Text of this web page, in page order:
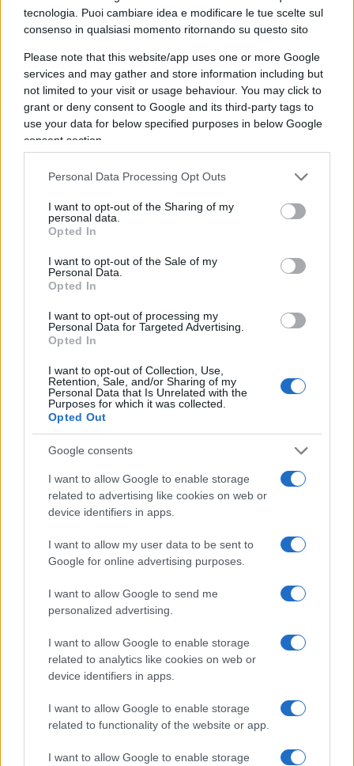
tecnologia. Puoi cambiare idea e modificare le tue scelte sul
consenso in qualsiasi momento ritornando su questo sito
Please note that this website/app uses one or more Google
services and may gather and store information including but
not limited to your visit or usage behaviour. You may click to
grant or deny consent to Google and its third-party tags to
use your data for below specified purposes in below Google
consent section.
Personal Data Processing Opt Outs
I want to opt-out of the Sharing of my
personal data.
Opted In
I want to opt-out of the Sale of my
Personal Data.
Opted In
I want to opt-out of processing my
Personal Data for Targeted Advertising.
Opted In
I want to opt-out of Collection, Use,
Retention, Sale, and/or Sharing of my
Personal Data that Is Unrelated with the
Purposes for which it was collected.
Opted Out
Google consents
I want to allow Google to enable storage
related to advertising like cookies on web or
device identifiers in apps.
I want to allow my user data to be sent to
Google for online advertising purposes.
I want to allow Google to send me
personalized advertising.
I want to allow Google to enable storage
related to analytics like cookies on web or
device identifiers in apps.
I want to allow Google to enable storage
related to functionality of the website or app.
I want to allow Google to enable storage
di un tecnocrate che denuncia gli strumenti della
post modernità come le auto elettriche che per
primo ha messo in commercio. Littizzetto detta
Lucianina non ci arriva, lei o chi per lei tradiscono
tutt’altra ossessione che poi è l’eterno feticcio
della sinistra bottegaia,il soldo: in 4 minuti
ricorda come fosse una colpa biblica dieci che
perso 137 miliardi in due mesi: questo dovrebbe
interessare? Dovrebbe divertire? Il numero di
varietà è così sconfortante che lo stesso Fazio lo
pagina, dedicarsi ad altro, compiacere il prossimo
trombone di sinistra in scaletta.
Leggi anche:
Littizzetto offende i soldati? Cruciani a valanga:
“Dovete stare muti”
Se la propaganda del PD e i suoi derivati è ridotta
a questo, sono conciati malissimo: è più efficace,
in senso comico, l’eloquio di Elly appena apre
bocca, per non dire le contorsioni dei due gemelli
dell’autogol, Renzi e Calenda, così divisi, così
uguali nella inconsistenza manovriera. Così
ispirati al buffo naturale che connota l’intero
salisiano ed estremista piddino. La sinistra da
sempre usa l’umorismo, reale o presunto, in
esempi di efficacia, lampi di genialità
mascalzonesca: adesso èazzerata al purissimo
, al fondo del barile per cui una in fama di